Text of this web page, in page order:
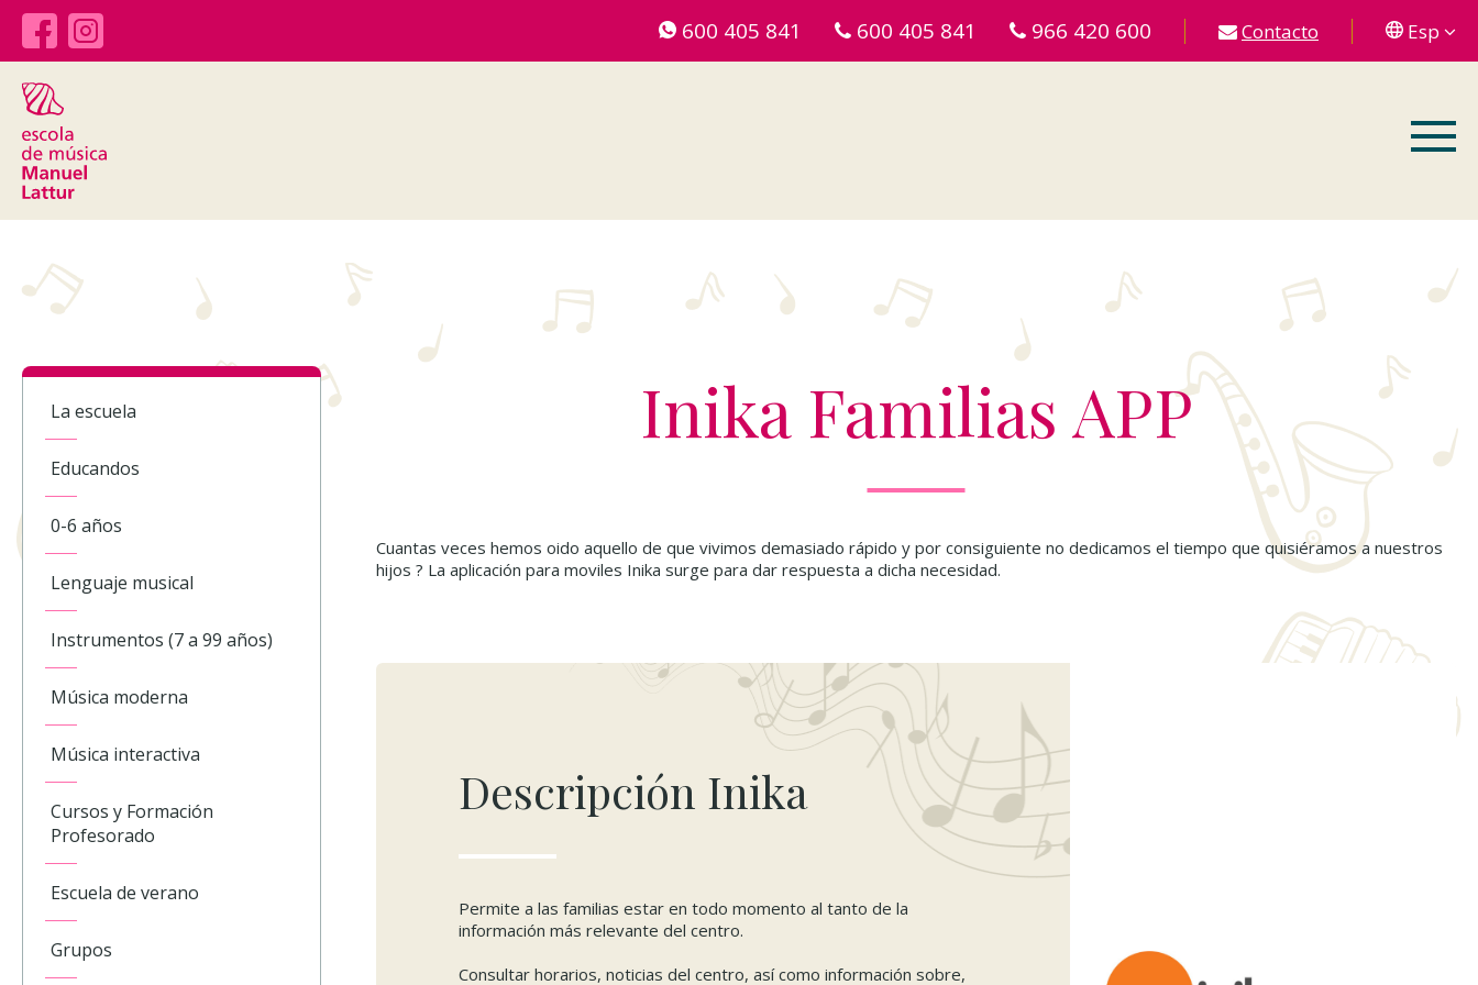
600 405 841 600 405 841 966 420 600 Contacto Esp
La escuela
Educandos
0-6 años
Lenguaje musical
Instrumentos (7 a 99 años)
Música moderna
Música interactiva
Cursos y Formación
Profesorado
Escuela de verano
Grupos
Inika Familias APP
Cuantas veces hemos oido aquello de que vivimos demasiado rápido y por consiguiente no dedicamos el tiempo que quisiéramos a nuestros
hijos ? La aplicación para moviles Inika surge para dar respuesta a dicha necesidad.
Descripción Inika
Permite a las familias estar en todo momento al tanto de la
información más relevante del centro.
Consultar horarios, noticias del centro, así como información sobre,